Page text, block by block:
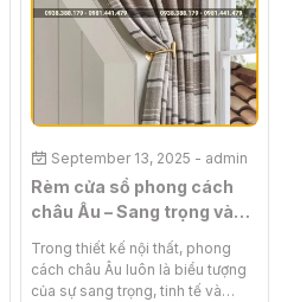
rèm này không chỉ giúp bạn có
những giấc ngủ sâu và trọn vẹn
hơn mà còn kiến tạo một không
gian nghỉ ngơi ấm cúng, thư thái,
giúp bạn phục hồi năng lượng
một cách hiệu quả.
September 13, 2025 - admin
Rèm cửa sổ phong cách
châu Âu – Sang trọng và
đẳng cấp
Trong thiết kế nội thất, phong
cách châu Âu luôn là biểu tượng
của sự sang trọng, tinh tế và